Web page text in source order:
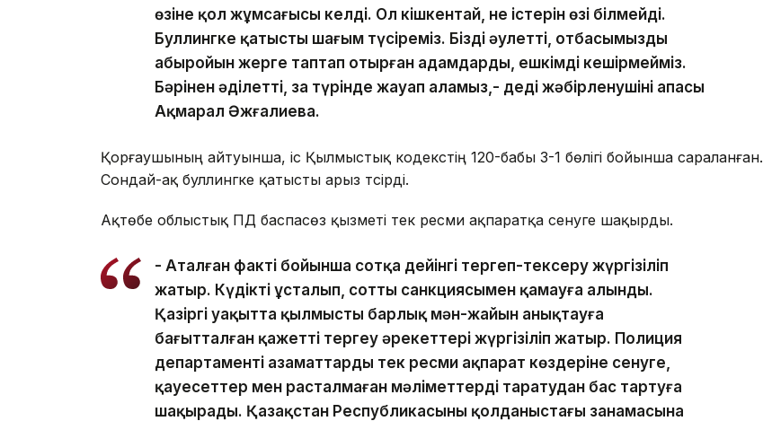
өзіне қол жұмсағысы келді. Ол кішкентай, не істерін өзі білмейді.
Буллингке қатысты шағым түсіреміз. Біздің әулеттің, отбасымыздың
абыройын жерге таптап отырған адамдарды, ешкімді кешірмейміз.
Бәрінен әділетті, заң түрінде жауап аламыз,- деді жәбірленушінің апасы
Ақмарал Әжғалиева.
Қорғаушының айтуынша, іс Қылмыстық кодекстің 120-бабы 3-1 бөлігі бойынша сараланған.
Сондай-ақ буллингке қатысты арыз түсірді.
Ақтөбе облыстық ПД баспасөз қызметі тек ресми ақпаратқа сенуге шақырды.
- Аталған факті бойынша сотқа дейінгі тергеп-тексеру жүргізіліп
жатыр. Күдікті ұсталып, соттың санкциясымен қамауға алынды.
Қазіргі уақытта қылмыстың барлық мән-жайын анықтауға
бағытталған қажетті тергеу әрекеттері жүргізіліп жатыр. Полиция
департаменті азаматтарды тек ресми ақпарат көздеріне сенуге,
қауесеттер мен расталмаған мәліметтерді таратудан бас тартуға
шақырады. Қазақстан Республикасының қолданыстағы заңнамасына